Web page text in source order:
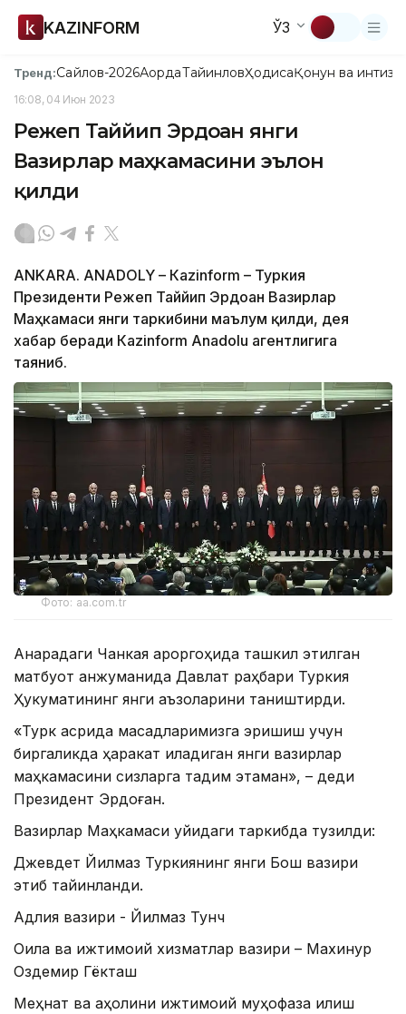
KAZINFORM ЎЗ
Тренд:Сайлов-2026АқордаТайинловҲодисаҚонун ва
16:08, 04 Июн 2023
Режеп Таййип Эрдоған янги
Вазирлар маҳкамасини эълон
қилди
АNKARA. АNADOLY – Кazinform – Туркия
Президенти Режеп Таййип Эрдоған Вазирлар
Маҳкамаси янги таркибини маълум қилди, дея
хабар беради Кazinform Anadolu агентлигига
таяниб.
Фото: aa.com.tr
Анқарадаги Чанкая қароргоҳида ташкил этилган
матбуот анжуманида Давлат раҳбари Туркия
Ҳукуматининг янги аъзоларини таништирди.
«Турк асрида мақсадларимизга эришиш учун
биргаликда ҳаракат қиладиган янги вазирлар
маҳкамасини сизларга тақдим этаман», – деди
Президент Эрдоған.
Вазирлар Маҳкамаси қуйидаги таркибда тузилди:
Джевдет Йилмаз Туркиянинг янги Бош вазири
этиб тайинланди.
Адлия вазири - Йилмаз Тунч
Оила ва ижтимоий хизматлар вазири – Махинур
Оздемир Гёкташ
Меҳнат ва аҳолини ижтимоий муҳофаза қилиш